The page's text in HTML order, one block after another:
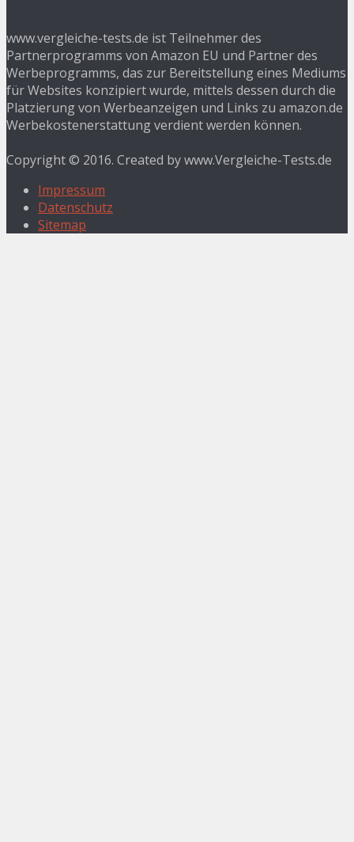
www.vergleiche-tests.de ist Teilnehmer des
Partnerprogramms von Amazon EU und Partner des
Werbeprogramms, das zur Bereitstellung eines Mediums
für Websites konzipiert wurde, mittels dessen durch die
Platzierung von Werbeanzeigen und Links zu amazon.de
Werbekostenerstattung verdient werden können.
Copyright © 2016. Created by www.Vergleiche-Tests.de
Impressum
Datenschutz
Sitemap